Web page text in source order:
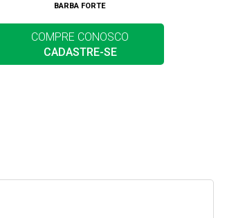
BARBA FORTE
COMPRE CONOSCO
CADASTRE-SE